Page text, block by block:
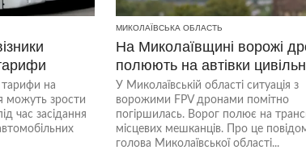
тарифи на
можуть зрости
час засідання
МИКОЛАЇВСЬКА ОБЛАСТЬ
На Миколаївщині ворожі
полюють на автівки
У Миколаївській області ситуація з
ворожими FPV дронами помітно
погіршилась. Ворог полює на
місцевих мешканців. Про це
голова Миколаївської області...